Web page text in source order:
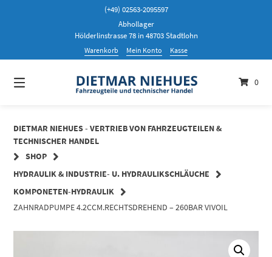
(+49) 02563-2095597
Abhollager
Hölderlinstrasse 78 in 48703 Stadtlohn
Warenkorb Mein Konto Kasse
0
DIETMAR NIEHUES - VERTRIEB VON FAHRZEUGTEILEN &
TECHNISCHER HANDEL
SHOP
HYDRAULIK & INDUSTRIE- U. HYDRAULIKSCHLÄUCHE
KOMPONETEN-HYDRAULIK
ZAHNRADPUMPE 4.2CCM.RECHTSDREHEND – 260BAR VIVOIL